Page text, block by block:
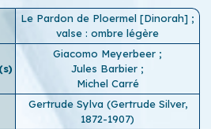
Le Pardon de Ploermel [Dinorah] ;
valse : ombre légère
Giacomo Meyerbeer ;
Jules Barbier ;
Michel Carré
Gertrude Sylva (Gertrude Silver,
1872-1907)